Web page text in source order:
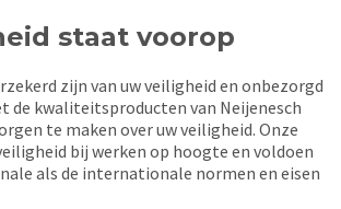
staat voorop
zijn van uw veiligheid en onbezorgd
de kwaliteitsproducten van Neijenesch
te maken over uw veiligheid. Onze
bij werken op hoogte en voldoen
als de internationale normen en eisen